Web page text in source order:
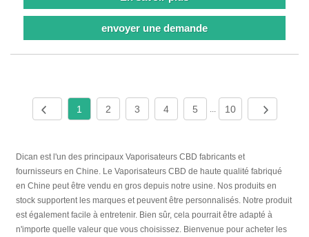
envoyer une demande
1 2 3 4 5 ... 10
Dican est l'un des principaux Vaporisateurs CBD fabricants et
fournisseurs en Chine. Le Vaporisateurs CBD de haute qualité fabriqué
en Chine peut être vendu en gros depuis notre usine. Nos produits en
stock supportent les marques et peuvent être personnalisés. Notre produit
est également facile à entretenir. Bien sûr, cela pourrait être adapté à
n'importe quelle valeur que vous choisissez. Bienvenue pour acheter les